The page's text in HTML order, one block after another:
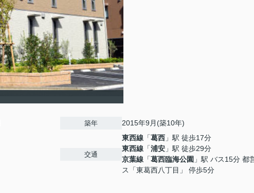
築年 2015年9月(築10年)
交通
東西線 「葛西 」駅 徒歩17分
東西線 「浦安 」駅 徒歩29分
京葉線 「葛西臨海公園 」駅 バス15分 都
ス「東葛西八丁目」 停歩5分